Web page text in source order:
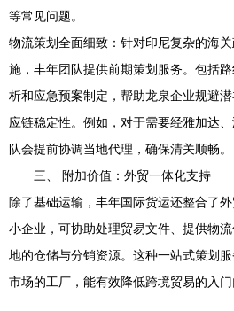
等常见问题。
物流策划全面细致：针对印尼复杂的海
施，丰年团队提供前期策划服务。包括
析和应急预案制定，帮助龙泉企业规避
应链稳定性。例如，对于需要经雅加达
队会提前协调当地代理，确保清关顺畅。
三、 附加价值：外贸一体化支持
除了基础运输，丰年国际货运还整合了
小企业，可协助处理贸易文件、提供物
地的仓储与分销资源。这种一站式策划
市场的工厂，能有效降低跨境贸易的入门